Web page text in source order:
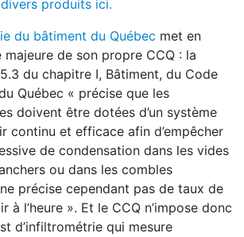
produits ici.
du bâtiment du Québec met en
majeure de son propre CCQ : la
du chapitre I, Bâtiment, du Code
Québec « précise que les
doivent être dotées d’un système
continu et efficace afin d’empêcher
de condensation dans les vides
ou dans les combles
précise cependant pas de taux de
à l’heure ». Et le CCQ n’impose donc
d’infiltrométrie qui mesure